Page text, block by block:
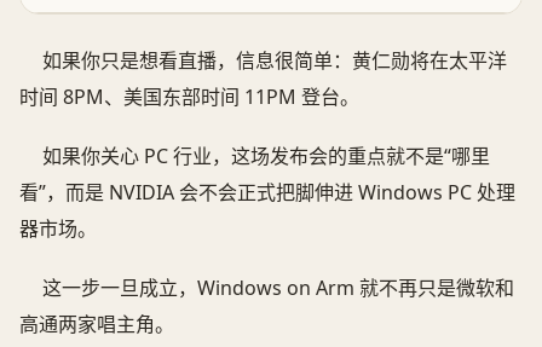
如果你只是想看直播，信息很简单：黄仁勋将在太平洋
时间 8PM、美国东部时间 11PM 登台。
如果你关心 PC 行业，这场发布会的重点就不是“哪里
看”，而是 NVIDIA 会不会正式把脚伸进 Windows PC 处理
器市场。
这一步一旦成立，Windows on Arm 就不再只是微软和
高通两家唱主角。